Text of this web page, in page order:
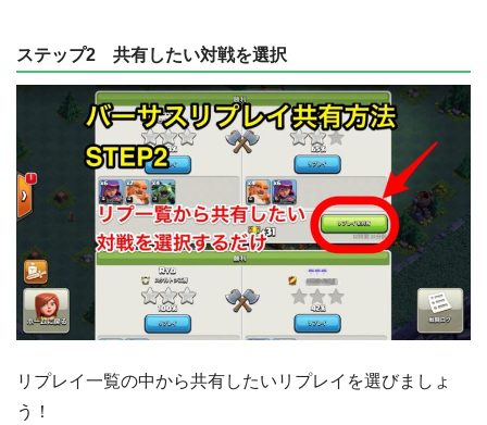
ステップ2 共有したい対戦を選択
リプレイ一覧の中から共有したいリプレイを選びましょ
う！